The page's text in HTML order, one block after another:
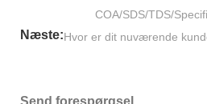
COA/SDS/TDS/
Næste:Hvor er dit nuværende